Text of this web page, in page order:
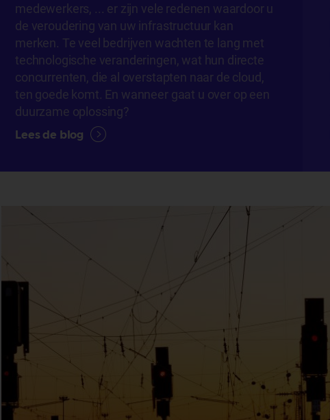
medewerkers, ... er zijn vele redenen waardoor u
de veroudering van uw infrastructuur kan
merken. Te veel bedrijven wachten te lang met
technologische veranderingen, wat hun directe
concurrenten, die al overstapten naar de cloud,
ten goede komt. En wanneer gaat u over op een
duurzame oplossing?
Lees de blog